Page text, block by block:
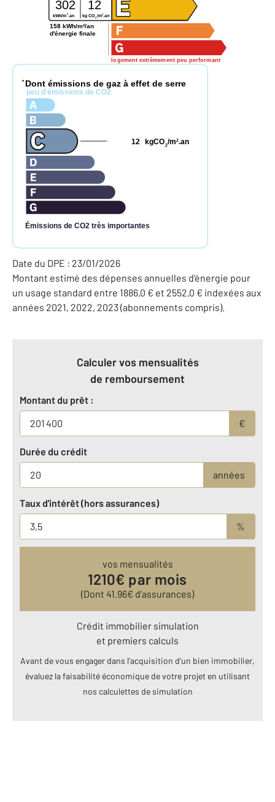
logement extrêmement peu performant
302 12
kWh/m2.an kg CO2/m2 .an
158 kWh/m²/an
d'énergie finale
* Dont émissions de gaz à effet de serre
peu d'émissions de CO2
Émissions de CO2 très importantes
kgCO2/m2.an
12
Date du DPE : 23/01/2026
Montant estimé des dépenses annuelles d'énergie pour
un usage standard entre 1886,0 € et 2552,0 € indexées aux
années 2021, 2022, 2023 (abonnements compris).
Calculer vos mensualités
de remboursement
Montant du prêt :
€
Durée du crédit
années
Taux d'intérêt (hors assurances)
%
vos mensualités
1210€ par mois
(Dont 41.96€ d’assurances)
Crédit immobilier simulation
et premiers calculs
Avant de vous engager dans l’acquisition d’un bien immobilier,
évaluez la faisabilité économique de votre projet en utilisant
nos calculettes de simulation